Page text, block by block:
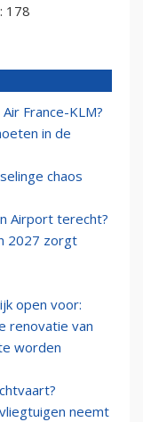
178
France-KLM?
in de
chaos
Airport terecht?
2027 zorgt
open voor:
renovatie van
worden
neemt